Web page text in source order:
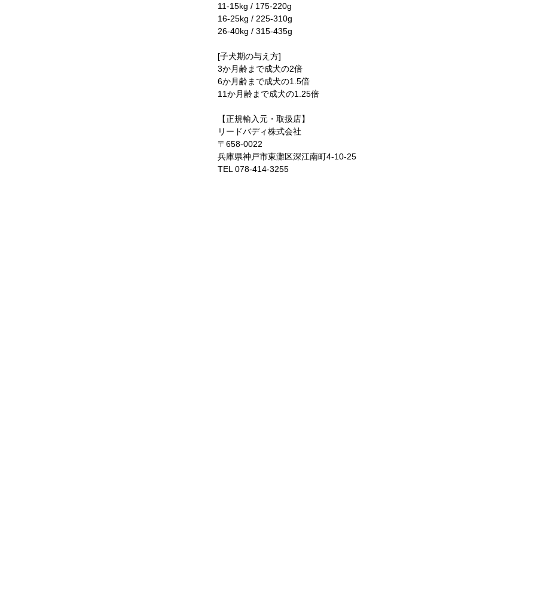
11-15kg / 175-220g
16-25kg / 225-310g
26-40kg / 315-435g
[子犬期の与え方]
3か月齢まで成犬の2倍
6か月齢まで成犬の1.5倍
11か月齢まで成犬の1.25倍
【正規輸入元・取扱店】
リードバディ株式会社
〒658-0022
兵庫県神戸市東灘区深江南町4-10-25
TEL 078-414-3255